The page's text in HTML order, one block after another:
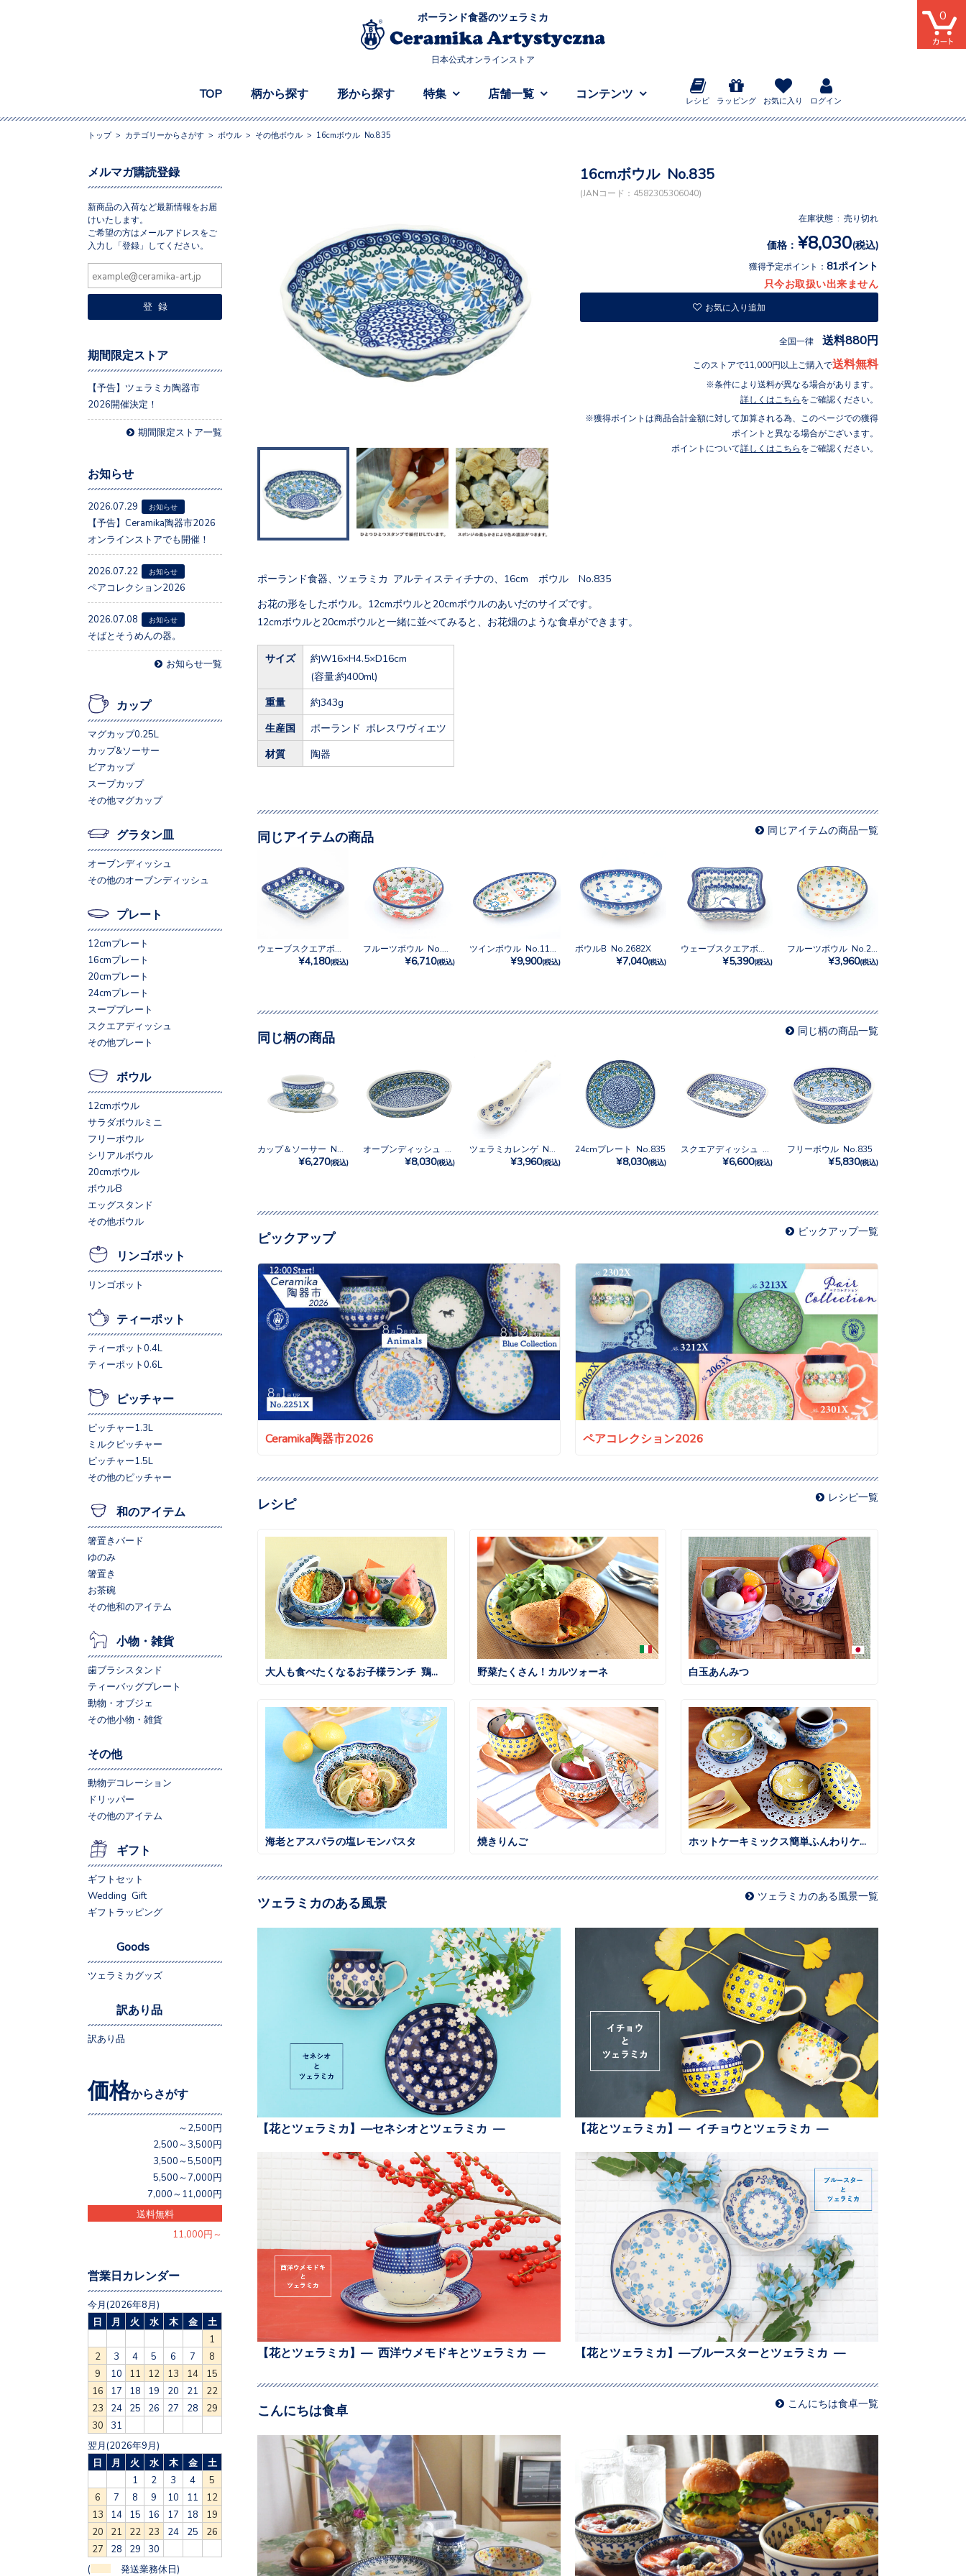
ポーランド食器のツェラミカ
日本公式オンラインストア
TOP 柄から探す 形から探す 特集 店舗一覧 コンテンツ
レシピ ラッピング お気に入り ログイン
0
トップ> カテゴリーからさがす > ボウル > その他ボウル > 16cmボウル No.835
16cmボウル No.835
(JANコード：4582305306040)
在庫状態 : 売り切れ
価格： ¥8,030(税込)
獲得予定ポイント： 81ポイント
只今お取扱い出来ません
お気に入り追加
全国一律 送料880円
このストアで11,000円以上ご購入で送料無料
条件により送料が異なる場合があります。
詳しくはこちら をご確認ください。
獲得ポイントは商品合計金額に対して加算される為、このページでの獲得
ポイントと異なる場合がございます。
ポイントについて詳しくはこちら をご確認ください。
ポーランド食器、ツェラミカ アルティスティチナの、16cm ボウル No.835
お花の形をしたボウル。12cmボウルと20cmボウルのあいだのサイズです。
12cmボウルと20cmボウルと一緒に並べてみると、お花畑のような食卓ができます。
サイズ
約W16×H4.5×D16cm
(容量:約400ml)
重量 約343g
生産国 ポーランド ボレスワヴィエツ
材質 陶器
同じアイテムの商品 同じアイテムの商品一覧
¥4,180(税込) ¥6,710(税込) ¥9,900(税込)
ボウルB No.2682X
¥7,040(税込) ¥5,390(税込) ¥3,960(税込)
同じ柄の商品 同じ柄の商品一覧
¥6,270(税込) ¥8,030(税込) ¥3,960(税込)
24cmプレート No.835
¥8,030(税込) ¥6,600(税込)
フリーボウル No.835
¥5,830(税込)
ピックアップ ピックアップ一覧
Ceramika陶器市2026 ペアコレクション2026
レシピ レシピ一覧
野菜たくさん！カルツォーネ 白玉あんみつ
海老とアスパラの塩レモンパスタ 焼きりんご ホットケーキミックス簡単ふんわりケーキ
ツェラミカのある風景 ツェラミカのある風景一覧
【花とツェラミカ】—セネシオとツェラミカ — 【花とツェラミカ】— イチョウとツェラミカ —
【花とツェラミカ】— 西洋ウメモドキとツェラミカ — 【花とツェラミカ】—ブルースターとツェラミカ —
こんにちは食卓 こんにちは食卓一覧
メルマガ購読登録
新商品の入荷など最新情報をお届
けいたします。
ご希望の方はメールアドレスをご
入力し「登録」してください。
期間限定ストア
【予告】ツェラミカ陶器市
2026開催決定！
期間限定ストア一覧
お知らせ
2026.07.29 お知らせ
【予告】Ceramika陶器市2026
オンラインストアでも開催！
2026.07.22 お知らせ
ペアコレクション2026
2026.07.08 お知らせ
そばとそうめんの器。
お知らせ一覧
カップ
マグカップ0.25L
カップ&ソーサー
ビアカップ
スープカップ
その他マグカップ
グラタン皿
オーブンディッシュ
その他のオーブンディッシュ
プレート
12cmプレート
16cmプレート
20cmプレート
24cmプレート
スーププレート
スクエアディッシュ
その他プレート
ボウル
12cmボウル
サラダボウルミニ
フリーボウル
シリアルボウル
20cmボウル
ボウルB
エッグスタンド
その他ボウル
リンゴポット
リンゴポット
ティーポット
ティーポット0.4L
ティーポット0.6L
ピッチャー
ピッチャー1.3L
ミルクピッチャー
ピッチャー1.5L
その他のピッチャー
和のアイテム
箸置きバード
ゆのみ
箸置き
お茶碗
その他和のアイテム
小物・雑貨
歯ブラシスタンド
ティーバッグプレート
動物・オブジェ
その他小物・雑貨
その他
動物デコレーション
ドリッパー
その他のアイテム
ギフト
ギフトセット
Wedding Gift
ギフトラッピング
Goods
ツェラミカグッズ
訳あり品
訳あり品
価格からさがす
～2,500円
2,500～3,500円
3,500～5,500円
5,500～7,000円
7,000～11,000円
送料無料
11,000円～
営業日カレンダー
今月(2026年8月)
日
月 火 水 木 金
土
1
2
3 4 5 6 7
8
9
10 11 12 13 14
15
16
17 18 19 20 21
22
23
24 25 26 27 28
29
30
31
翌月(2026年9月)
日
月 火 水 木 金
土
1
2 3 4
5
6
7 8 9 10 11
12
13
14 15 16 17 18
19
20
21 22 23 24 25
26
27
28 29 30
( 発送業務休日)